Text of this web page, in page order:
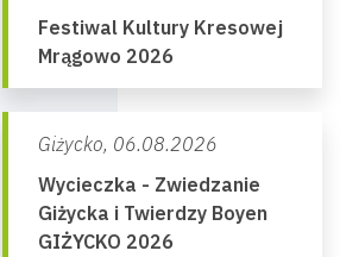
Festiwal Kultury Kresowej
Mrągowo 2026
Giżycko, 06.08.2026
Wycieczka - Zwiedzanie
Giżycka i Twierdzy Boyen
GIŻYCKO 2026